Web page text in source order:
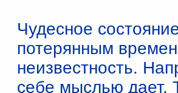
Чудесное
потерянным
неизвестность.
себе мыслью дает.